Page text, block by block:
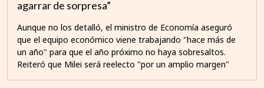
agarrar de sorpresa”
Aunque no los detalló, el ministro de Economía aseguró
que el equipo económico viene trabajando "hace más de
un año" para que el año próximo no haya sobresaltos.
Reiteró que Milei será reelecto "por un amplio margen"